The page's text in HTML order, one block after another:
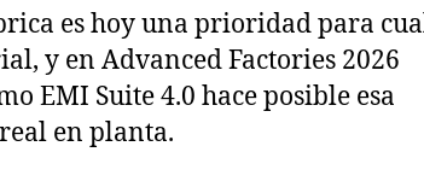
es hoy una prioridad para
y en Advanced Factories 2026
EMI Suite 4.0 hace posible esa
en planta.